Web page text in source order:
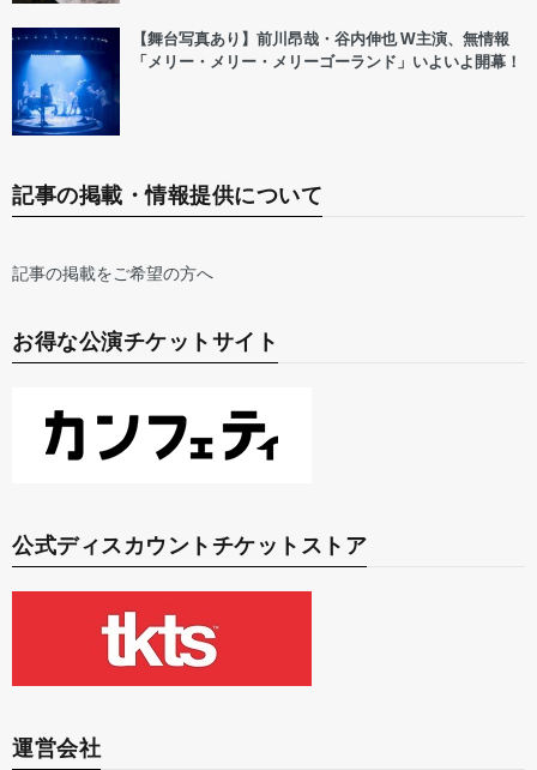
【舞台写真あり】前川昂哉・谷内伸也 W主演、無情報
「メリー・メリー・メリーゴーランド」いよいよ開幕！
記事の掲載・情報提供について
記事の掲載をご希望の方へ
お得な公演チケットサイト
公式ディスカウントチケットストア
運営会社